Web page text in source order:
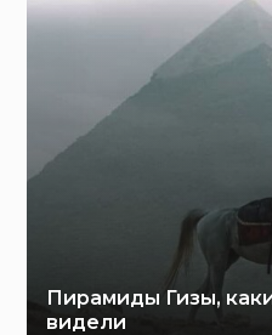
Пирамиды Гизы,
видели